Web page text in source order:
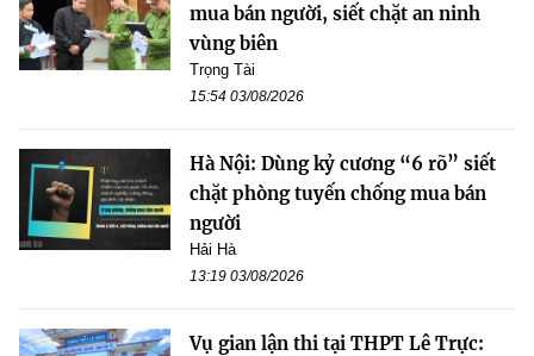
mua bán người, siết chặt an ninh
vùng biên
Trọng Tài
15:54 03/08/2026
Hà Nội: Dùng kỷ cương “6 rõ” siết
chặt phòng tuyến chống mua bán
người
Hải Hà
13:19 03/08/2026
Vụ gian lận thi tại THPT Lê Trực: